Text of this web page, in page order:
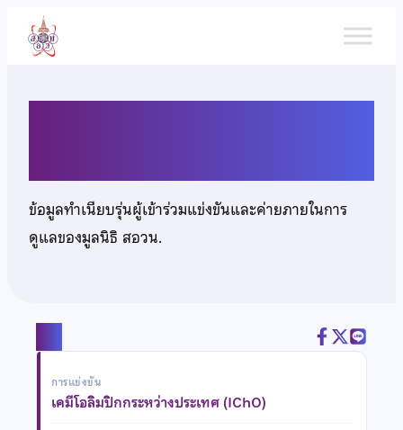
เนื้อหา
ข้อมูลทำเนียบรุ่นผู้เข้าร่วมแข่งขันและค่ายภายในการ
ดูแลของมูลนิธิ สอวน.
การแข่งขัน
เคมีโอลิมปิกกระหว่างประเทศ (IChO)